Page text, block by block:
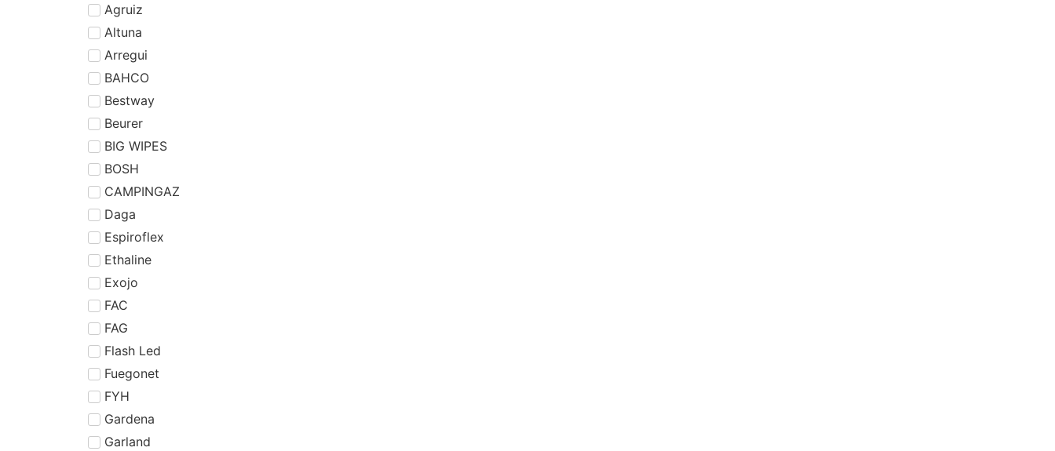
Agruiz
Altuna
Arregui
BAHCO
Bestway
Beurer
BIG WIPES
BOSH
CAMPINGAZ
Daga
Espiroflex
Ethaline
Exojo
FAC
FAG
Flash Led
Fuegonet
FYH
Gardena
Garland